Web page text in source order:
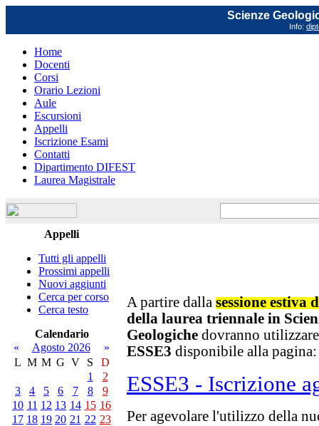
Scienze
Info:
Home
Docenti
Corsi
Orario Lezioni
Aule
Escursioni
Appelli
Iscrizione Esami
Contatti
Dipartimento DIFEST
Laurea Magistrale
Appelli
Tutti gli appelli
Prossimi appelli
Nuovi aggiunti
Cerca per corso
Cerca testo
Calendario
«
Agosto 2026
»
L M M G V S
D
1
2
3
4 5 6 7 8
9
10 11 12 13 14 15 16
17 18 19 20 21 22 23
A partire dalla sessione estiva
della laurea triennale in
Geologiche dovranno
ESSE3 disponibile alla pagina:
ESSE3 - Iscrizione
Per agevolare l'utilizzo della